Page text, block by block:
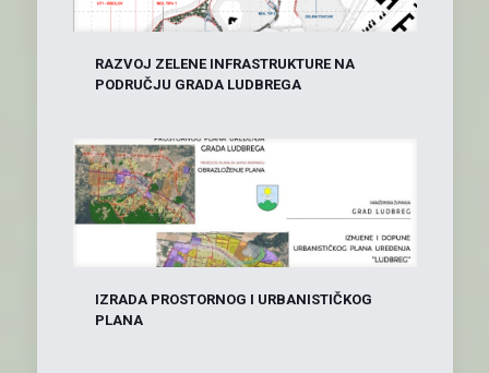
RAZVOJ ZELENE INFRASTRUKTURE NA
PODRUČJU GRADA LUDBREGA
IZRADA PROSTORNOG I URBANISTIČKOG
PLANA